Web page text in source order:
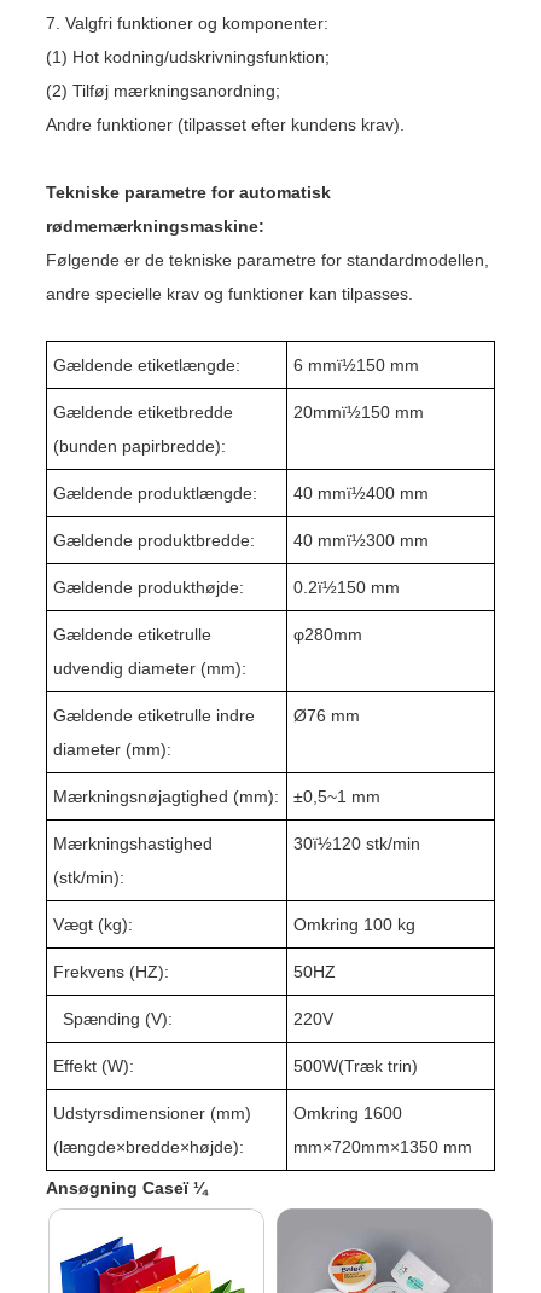
7. Valgfri funktioner og komponenter:
(1) Hot kodning/udskrivningsfunktion;
(2) Tilføj mærkningsanordning;
Andre funktioner (tilpasset efter kundens krav).
Tekniske parametre for automatisk
rødmemærkningsmaskine:
Følgende er de tekniske parametre for standardmodellen,
andre specielle krav og funktioner kan tilpasses.
Gældende etiketlængde: 6 mmï½150 mm
Gældende etiketbredde
(bunden papirbredde):
20mmï½150 mm
Gældende produktlængde: 40 mmï½400 mm
Gældende produktbredde: 40 mmï½300 mm
Gældende produkthøjde: 0.2ï½150 mm
Gældende etiketrulle
udvendig diameter (mm):
φ280mm
Gældende etiketrulle indre
diameter (mm):
Ø76 mm
Mærkningsnøjagtighed (mm): ±0,5~1 mm
Mærkningshastighed
(stk/min):
30ï½1 20 stk/min
Vægt (kg): Omkring 100 kg
Frekvens (HZ): 50HZ
Spænding (V): 220V
Effekt (W): 500W(Træk trin)
Udstyrsdimensioner (mm)
(længde×bredde×højde):
Omkring 1600
mm×720mm×1350 mm
Ansøgning Caseï ¼